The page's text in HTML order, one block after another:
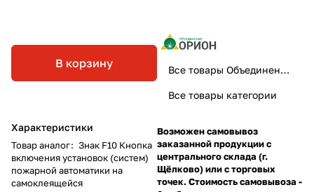
В корзину
Характеристики
Товар аналог: Знак F10 Кнопка
включения установок (систем)
пожарной автоматики на
самоклеящейся
Все товары Объединение Орион
Все товары категории
Возможен самовывоз
заказанной продукции с
центрального склада (г.
Щёлково) или с торговых
точек. Стоимость самовывоза -